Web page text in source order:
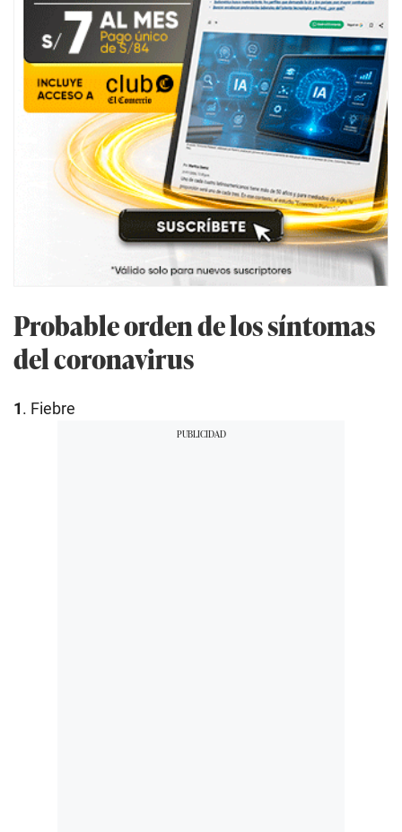
Probable orden de los síntomas
del coronavirus
1. Fiebre